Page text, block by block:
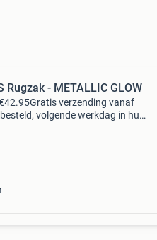
Rugzak - METALLIC GLOW
verzending vanaf
volgende werkdag in huis